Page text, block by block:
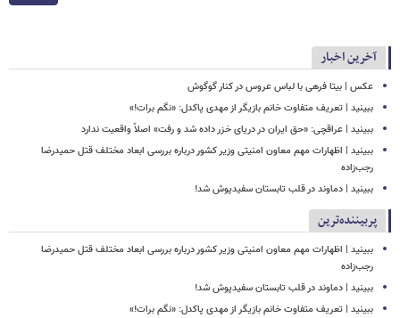
آخرین اخبار
عکس | بیتا فرهی با لباس عروس در کنار گوگوش
ببینید | تعریف متفاوت خانم بازیگر از مهدی پاکدل: «نگم برات!»
ببینید | عراقچی: «حق ایران در دریای خزر داده شد و رفت» اصلاً واقعیت ندارد
ببینید | اظهارات مهم معاون امنیتی وزیر کشور درباره بررسی ابعاد مختلف قتل حمیدرضا
رجب‌زاده
ببینید | دماوند در قلب تابستان سفیدپوش شد!
پربیننده‌ترین
ببینید | اظهارات مهم معاون امنیتی وزیر کشور درباره بررسی ابعاد مختلف قتل حمیدرضا
رجب‌زاده
ببینید | دماوند در قلب تابستان سفیدپوش شد!
ببینید | تعریف متفاوت خانم بازیگر از مهدی پاکدل: «نگم برات!»